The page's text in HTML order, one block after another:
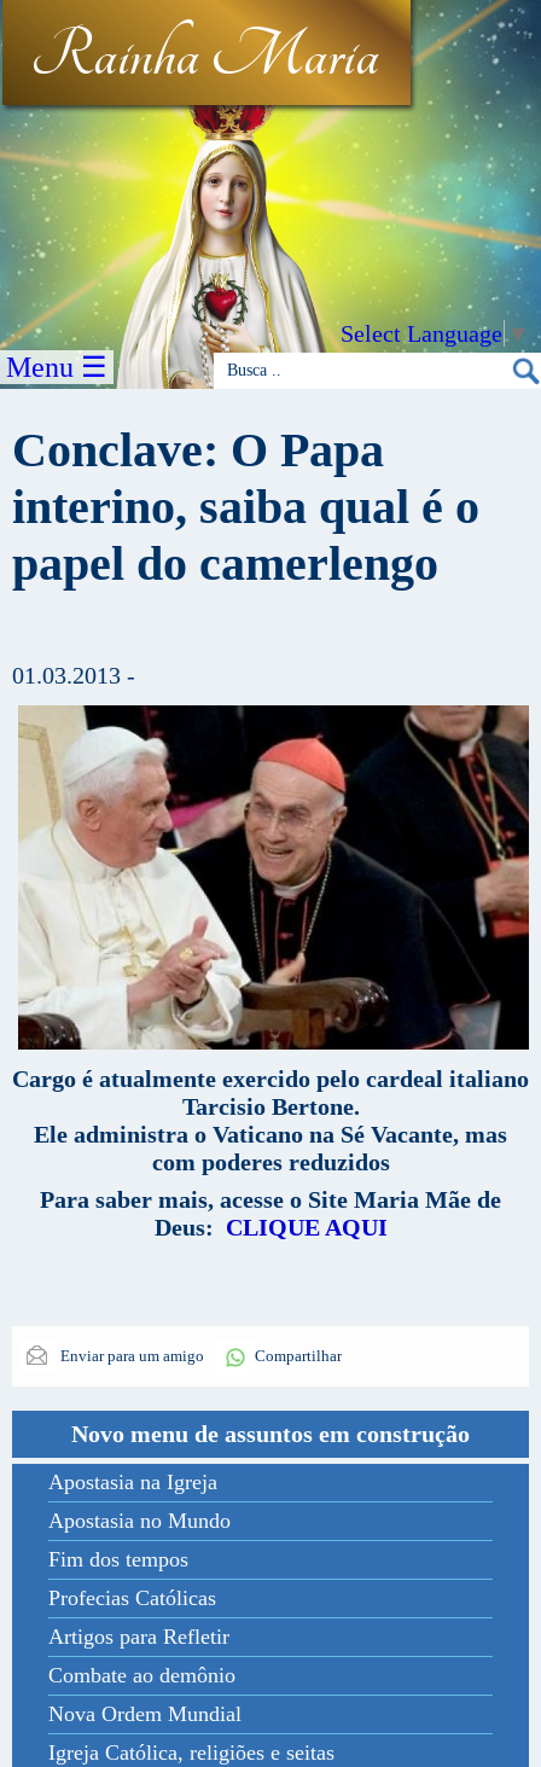
Rainha Maria
Select Language▼
Menu ☰
Conclave: O Papa
interino, saiba qual é o
papel do camerlengo
01.03.2013 -
Cargo é atualmente exercido pelo cardeal italiano
Tarcisio Bertone.
Ele administra o Vaticano na Sé Vacante, mas
com poderes reduzidos
Para saber mais, acesse o Site Maria Mãe de
Deus: CLIQUE AQUI
Enviar para um amigo Compartilhar
Novo menu de assuntos em construção
Apostasia na Igreja
Apostasia no Mundo
Fim dos tempos
Profecias Católicas
Artigos para Refletir
Combate ao demônio
Nova Ordem Mundial
Igreja Católica, religiões e seitas